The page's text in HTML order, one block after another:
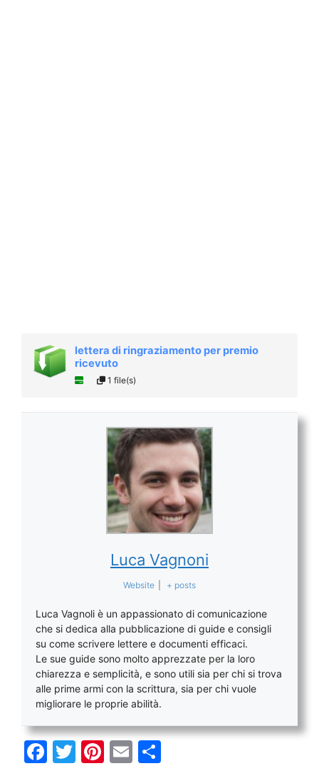
lettera di ringraziamento per premio
ricevuto
1 file(s)
Luca Vagnoni
Website + posts
Luca Vagnoli è un appassionato di comunicazione
che si dedica alla pubblicazione di guide e consigli
su come scrivere lettere e documenti efficaci.
Le sue guide sono molto apprezzate per la loro
chiarezza e semplicità, e sono utili sia per chi si trova
alle prime armi con la scrittura, sia per chi vuole
migliorare le proprie abilità.
F
T
Pi E